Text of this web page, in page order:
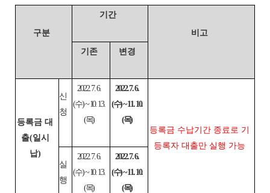
구분
기간
비고
기존 변경
등록금 대
출(일시
납)
신
청
2022. 7. 6.
(수) ~ 10. 13.
(목)
2022. 7. 6.
(수) ~ 11. 10.
(목)
등록금 수납기간 종료로 기
등록자 대출만 실행 가능
실
행
2022. 7. 6.
(수) ~ 10. 13.
(목)
2022. 7. 6.
(수) ~ 11. 10.
(목)